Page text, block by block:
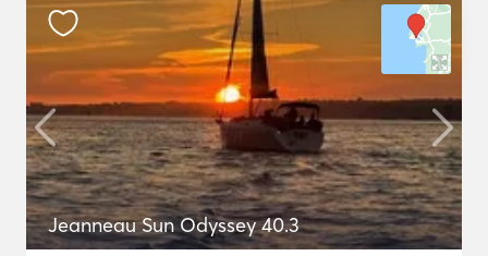
Jeanneau Sun Odyssey 40.3